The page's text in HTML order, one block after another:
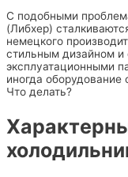
С подобными
(Либхер)
немецкого
стильным дизайном и
эксплуатационными
иногда оборудование
Что делать?